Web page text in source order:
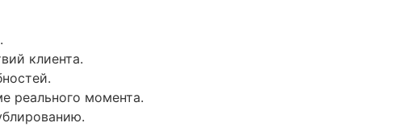
клиента.
реального момента.